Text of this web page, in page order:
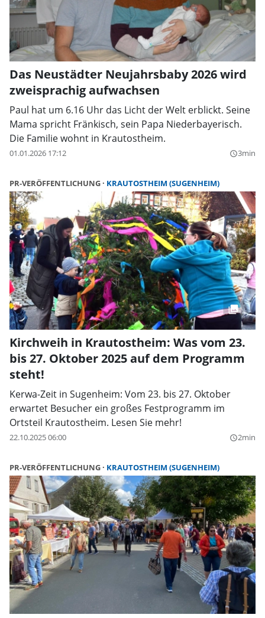
Das Neustädter Neujahrsbaby 2026 wird
zweisprachig aufwachsen
Paul hat um 6.16 Uhr das Licht der Welt erblickt. Seine
Mama spricht Fränkisch, sein Papa Niederbayerisch.
Die Familie wohnt in Krautostheim.
01.01.2026 17:12 query_builder3min
PR-VERÖFFENTLICHUNG KRAUTOSTHEIM (SUGENHEIM)
Kirchweih in Krautostheim: Was vom 23.
bis 27. Oktober 2025 auf dem Programm
steht!
Kerwa-Zeit in Sugenheim: Vom 23. bis 27. Oktober
erwartet Besucher ein großes Festprogramm im
Ortsteil Krautostheim. Lesen Sie mehr!
22.10.2025 06:00 query_builder2min
PR-VERÖFFENTLICHUNG KRAUTOSTHEIM (SUGENHEIM)